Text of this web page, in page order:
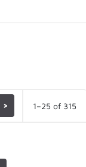
> 1–25 of 315